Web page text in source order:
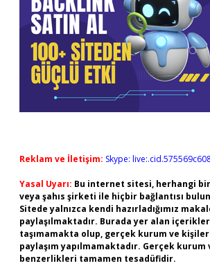
Reklam ve İletişim: Skype:
Yasal Uyarı: Bu internet sitesi, herhangi
veya şahıs şirketi ile hiçbir bağlantısı
Sitede yalnızca kendi hazırladığımız
paylaşılmaktadır. Burada yer alan
taşımamakta olup, gerçek kurum ve kişiler
paylaşım yapılmamaktadır. Gerçek
benzerlikleri tamamen tesadüfidir.